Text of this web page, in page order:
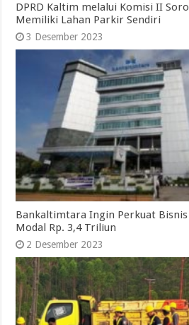
DPRD Kaltim melalui Komisi II
Memiliki Lahan Parkir Sendiri
3 Desember 2023
Bankaltimtara Ingin Perkuat
Modal Rp. 3,4 Triliun
2 Desember 2023